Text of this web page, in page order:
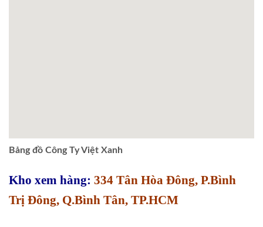
Bảng đồ Công Ty Việt Xanh
Kho xem hàng: 334 Tân Hòa Đông, P.Bình
Trị Đông, Q.Bình Tân, TP.HCM